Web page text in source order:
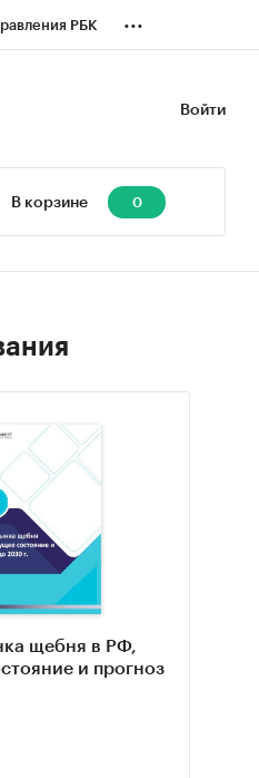
РБК ...
Войти
В корзине 0
щебня в РФ,
и прогноз